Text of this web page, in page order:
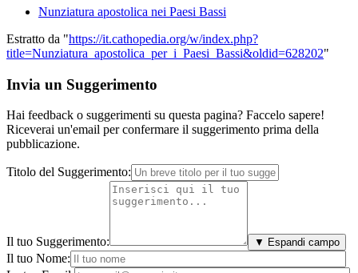
Nunziatura apostolica nei Paesi Bassi
Estratto da "https://it.cathopedia.org/w/index.php?
title=Nunziatura_apostolica_per_i_Paesi_Bassi&oldid=628202"
Invia un Suggerimento
Hai feedback o suggerimenti su questa pagina? Faccelo sapere!
Riceverai un'email per confermare il suggerimento prima della
pubblicazione.
Titolo del Suggerimento:
Il tuo Suggerimento: ▼ Espandi campo
Il tuo Nome: